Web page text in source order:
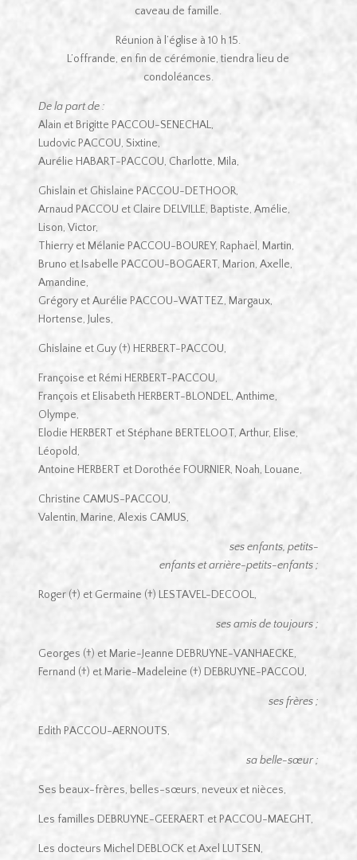
caveau de famille.
Réunion à l’église à 10 h 15.
L’offrande, en fin de cérémonie, tiendra lieu de
condoléances.
De la part de :
Alain et Brigitte PACCOU-SENECHAL,
Ludovic PACCOU, Sixtine,
Aurélie HABART-PACCOU, Charlotte, Mila,
Ghislain et Ghislaine PACCOU-DETHOOR,
Arnaud PACCOU et Claire DELVILLE, Baptiste, Amélie,
Lison, Victor,
Thierry et Mélanie PACCOU-BOUREY, Raphaël, Martin,
Bruno et Isabelle PACCOU-BOGAERT, Marion, Axelle,
Amandine,
Grégory et Aurélie PACCOU-WATTEZ, Margaux,
Hortense, Jules,
Ghislaine et Guy (†) HERBERT-PACCOU,
Françoise et Rémi HERBERT-PACCOU,
François et Elisabeth HERBERT-BLONDEL, Anthime,
Olympe,
Elodie HERBERT et Stéphane BERTELOOT, Arthur, Elise,
Léopold,
Antoine HERBERT et Dorothée FOURNIER, Noah, Louane,
Christine CAMUS-PACCOU,
Valentin, Marine, Alexis CAMUS,
ses enfants, petits-
enfants et arrière-petits-enfants ;
Roger (†) et Germaine (†) LESTAVEL-DECOOL,
ses amis de toujours ;
Georges (†) et Marie-Jeanne DEBRUYNE-VANHAECKE,
Fernand (†) et Marie-Madeleine (†) DEBRUYNE-PACCOU,
ses frères ;
Edith PACCOU-AERNOUTS,
sa belle-sœur ;
Ses beaux-frères, belles-sœurs, neveux et nièces,
Les familles DEBRUYNE-GEERAERT et PACCOU-MAEGHT,
Les docteurs Michel DEBLOCK et Axel LUTSEN,